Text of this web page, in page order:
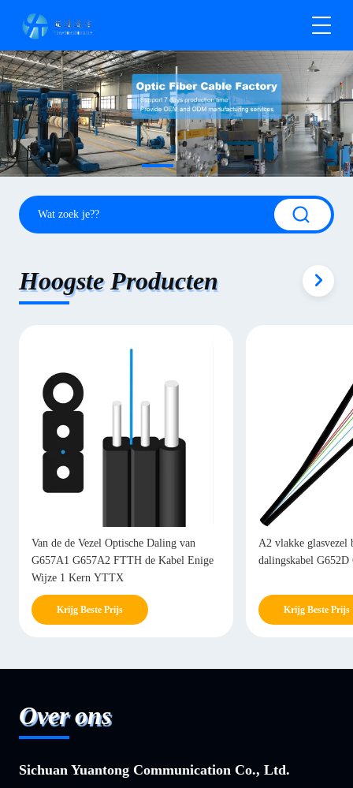
Hoogste Producten
Van de de Vezel Optische Daling van
G657A1 G657A2 FTTH de Kabel Enige
Wijze 1 Kern YTTX
Krijg Beste Prijs
A2 vlakke glasvezel
dalingskabel G652D
Krijg Beste Prijs
Over ons
Sichuan Yuantong Communication Co., Ltd.